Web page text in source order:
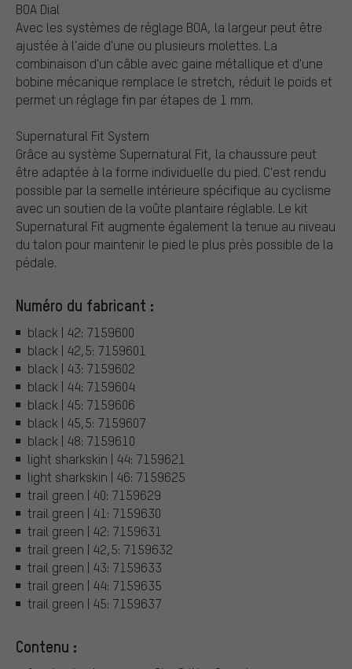
BOA Dial
Avec les systèmes de réglage BOA, la largeur peut être
ajustée à l'aide d'une ou plusieurs molettes. La
combinaison d'un câble avec gaine métallique et d'une
bobine mécanique remplace le stretch, réduit le poids et
permet un réglage fin par étapes de 1 mm.
Supernatural Fit System
Grâce au système Supernatural Fit, la chaussure peut
être adaptée à la forme individuelle du pied. C'est rendu
possible par la semelle intérieure spécifique au cyclisme
avec un soutien de la voûte plantaire réglable. Le kit
Supernatural Fit augmente également la tenue au niveau
du talon pour maintenir le pied le plus près possible de la
pédale.
Numéro du fabricant :
black | 42: 7159600
black | 42,5: 7159601
black | 43: 7159602
black | 44: 7159604
black | 45: 7159606
black | 45,5: 7159607
black | 48: 7159610
light sharkskin | 44: 7159621
light sharkskin | 46: 7159625
trail green | 40: 7159629
trail green | 41: 7159630
trail green | 42: 7159631
trail green | 42,5: 7159632
trail green | 43: 7159633
trail green | 44: 7159635
trail green | 45: 7159637
Contenu :